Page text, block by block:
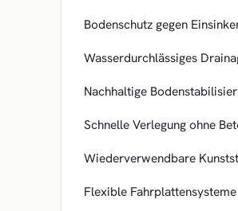
Bodenschutz gegen
Wasserdurchlässiges
Nachhaltige
Schnelle Verlegung ohne
Wiederverwendbare
Flexible Fahrplattensysteme